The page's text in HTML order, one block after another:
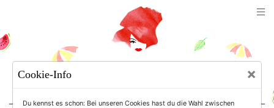
Cookie-Info ×
Du kennst es schon: Bei unseren Cookies hast du die Wahl zwischen